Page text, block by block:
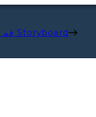
قم بإنشاء Storyboard